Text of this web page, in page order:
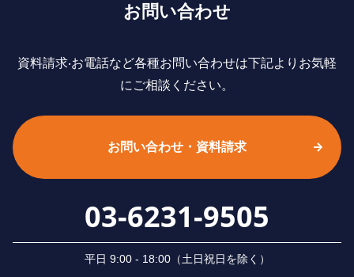
お問い合わせ
資料請求‧お電話など各種お問い合わせは下記よりお気軽
にご相談ください。
お問い合わせ・資料請求
03-6231-9505
平⽇ 9:00 - 18:00（⼟⽇祝⽇を除く）